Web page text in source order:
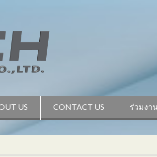
US CONTACT US ร่วมงา